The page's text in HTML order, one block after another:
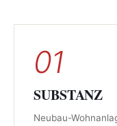
01
SUBSTANZ
Neubau-